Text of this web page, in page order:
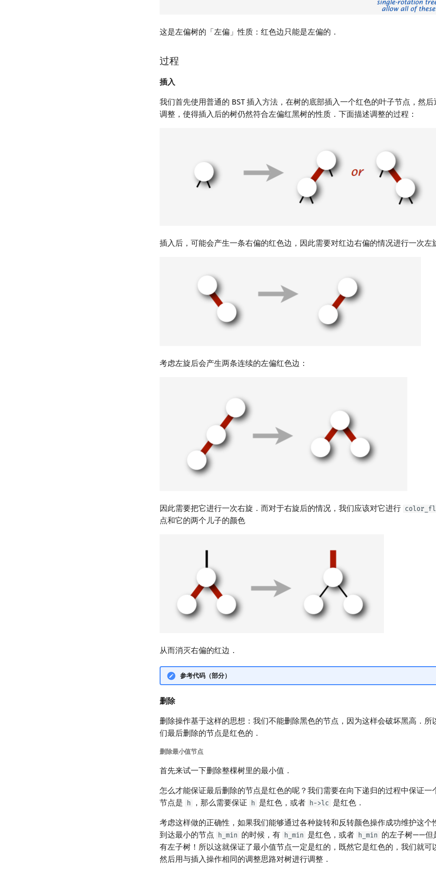
这是左偏树的「左偏」性质：红色边只能是左偏的．
过程
插入
我们首先使用普通的 BST 插入方法，在树的底部插入一个红色的叶子节点，然
调整，使得插入后的树仍然符合左偏红黑树的性质．下面描述调整的过程：
插入后，可能会产生一条右偏的红色边，因此需要对红边右偏的情况进行一次左
考虑左旋后会产生两条连续的左偏红色边：
因此需要把它进行一次右旋．而对于右旋后的情况，我们应该对它进行
点和它的两个儿子的颜色
从而消灭右偏的红边．
参考代码（部分）
删除
删除操作基于这样的思想：我们不能删除黑色的节点，因为这样会破坏黑高．所
们最后删除的节点是红色的．
删除最小值节点
首先来试一下删除整棵树里的最小值．
怎么才能保证最后删除的节点是红色的呢？我们需要在向下递归的过程中保证一
节点是
h ，那么需要保证 h 是红色，或者 h->lc 是红色．
考虑这样做的正确性，如果我们能够通过各种旋转和反转颜色操作成功维护这个
到达最小的节点
h_min 的时候，有 h_min 是红色，或者 h_min 的左子树——但
有左子树！所以这就保证了最小值节点一定是红的，既然它是红色的，我们就可
然后用与插入操作相同的调整思路对树进行调整．